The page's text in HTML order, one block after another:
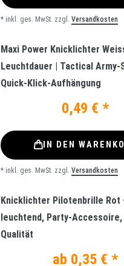
* inkl. ges. MwSt. zzgl. Versandkosten
Maxi Power Knicklichter
Leuchtdauer | Tactical Army-
Quick-Klick-Aufhängung
0,49 € *
IN DEN
* inkl. ges. MwSt. zzgl. Versandkosten
Knicklichter Pilotenbrille Rot
leuchtend, Party-
Qualität
ab 0,35 € *